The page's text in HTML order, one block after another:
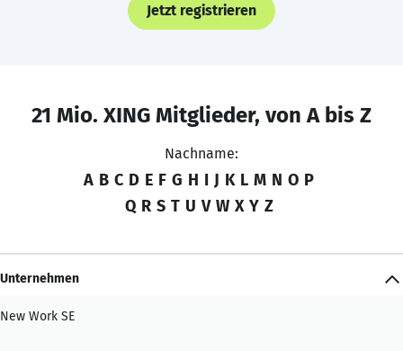
Jetzt registrieren
21 Mio. XING Mitglieder, von A bis Z
Nachname:
A B C D E F G H I J K L M N O P
Q R S T U V W X Y Z
Unternehmen
New Work SE